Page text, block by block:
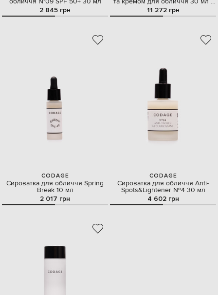
2 845 грн 50 мл
11 272 грн
CODAGE
Сироватка для обличчя Spring
Break 10 мл
2 017 грн
CODAGE
Сироватка для обличчя Anti-
Spots&Lightener №4 30 мл
4 602 грн